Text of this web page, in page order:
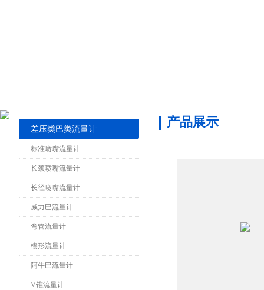
差压类巴类流量计
标准喷嘴流量计
长颈喷嘴流量计
长径喷嘴流量计
威力巴流量计
弯管流量计
楔形流量计
阿牛巴流量计
V锥流量计
产品展示